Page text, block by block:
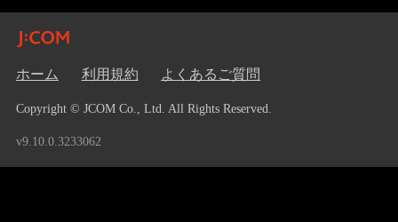
ホーム 利用規約 よくあるご質問
Copyright © JCOM Co., Ltd. All Rights Reserved.
v9.10.0.3233062